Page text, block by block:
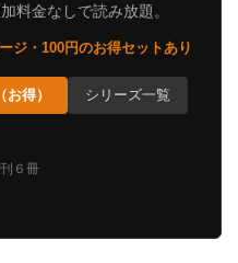
料金なしで読み放題。
ジ・100円のお得セットあり
得） シリーズ一覧
６冊